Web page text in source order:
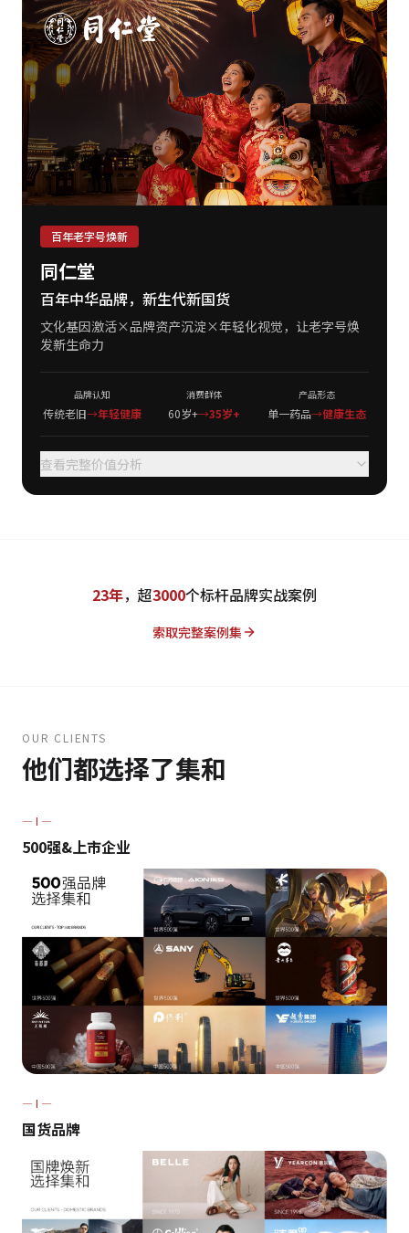
百年老字号焕新
同仁堂
百年中华品牌，新生代新国货
文化基因激活×品牌资产沉淀×年轻化视觉，让老字号焕
发新生命力
品牌认知
传统老旧→年轻健康
消费群体
60岁+→35岁+
产品形态
单一药品→健康生态
查看完整价值分析
23年，超3000个标杆品牌实战案例
索取完整案例集
OUR CLIENTS
他们都选择了集和
— I —
500强&上市企业
— I —
国货品牌